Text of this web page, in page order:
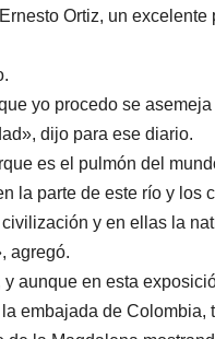
Ortiz, un
yo procedo se
dijo para ese diario.
es el pulmón del
la parte de este río y los
y en ellas la
agregó.
aunque en esta
embajada de